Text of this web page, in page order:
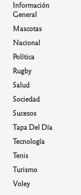
Información
General
Mascotas
Nacional
Política
Rugby
Salud
Sociedad
Sucesos
Tapa Del Día
Tecnología
Tenis
Turismo
Voley